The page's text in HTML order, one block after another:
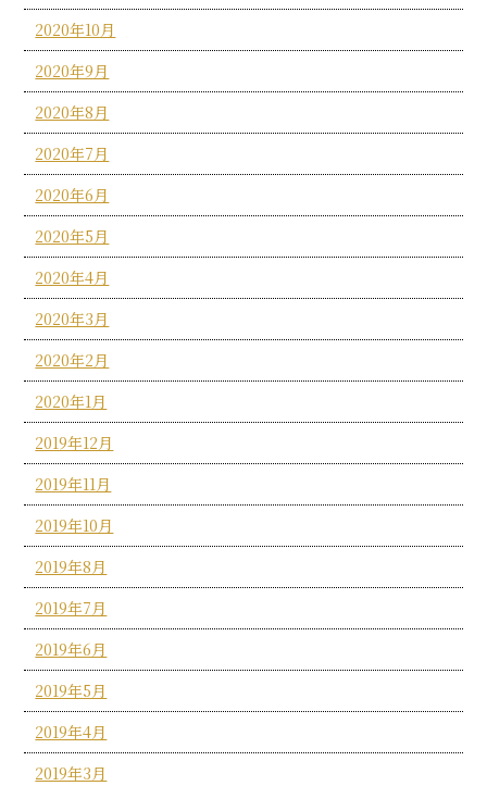
2020年10月
2020年9月
2020年8月
2020年7月
2020年6月
2020年5月
2020年4月
2020年3月
2020年2月
2020年1月
2019年12月
2019年11月
2019年10月
2019年8月
2019年7月
2019年6月
2019年5月
2019年4月
2019年3月